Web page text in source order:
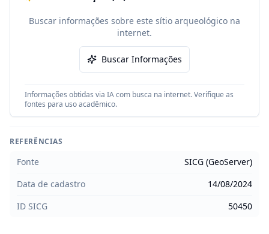
Buscar informações sobre este sítio arqueológico na
internet.
Buscar Informações
Informações obtidas via IA com busca na internet. Verifique as
fontes para uso acadêmico.
REFERÊNCIAS
Fonte
SICG (GeoServer)
Data de cadastro
14/08/2024
ID SICG
50450